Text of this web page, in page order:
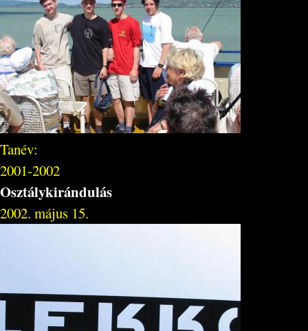
Tanév:
2001-2002
Osztálykirándulás
2002. május 15.